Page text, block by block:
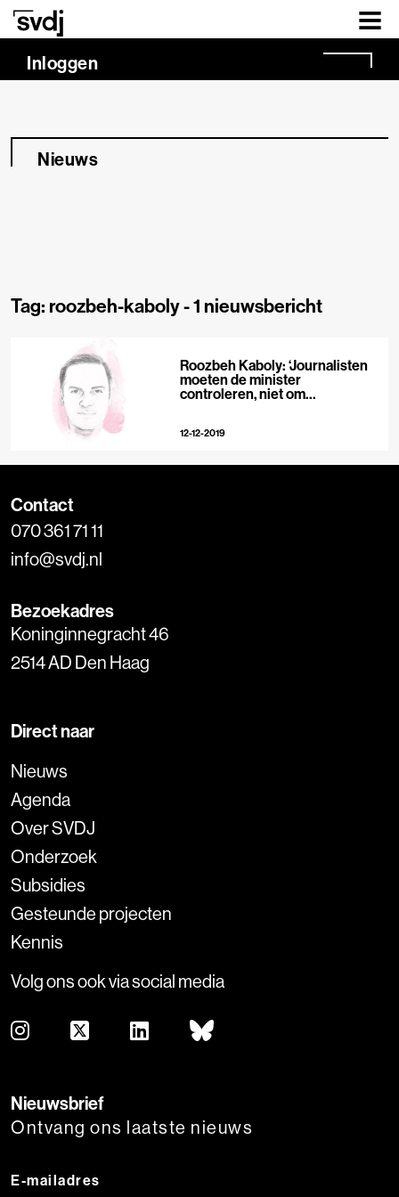
Naar hoofdinhoud
Inloggen
Nieuws
Tag: roozbeh-kaboly -1 nieuwsbericht
Roozbeh Kaboly: ‘Journalisten
moeten de minister
controleren, niet om
12-12-2019
Contact
070 361 71 11
info@svdj.nl
Bezoekadres
Koninginnegracht 46
2514 AD Den Haag
Direct naar
Nieuws
Agenda
Over SVDJ
Onderzoek
Subsidies
Gesteunde projecten
Kennis
Volg ons ook via social media
Nieuwsbrief
Ontvang ons laatste nieuws
E-mailadres